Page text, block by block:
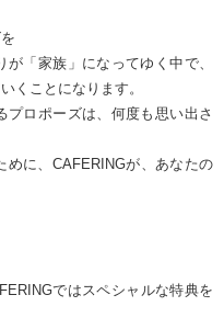
「家族」になってゆく中で、
くことになります。
ロポーズは、何度も思い出さ
に、CAFERINGが、あなたの
ではスペシャルな特典を